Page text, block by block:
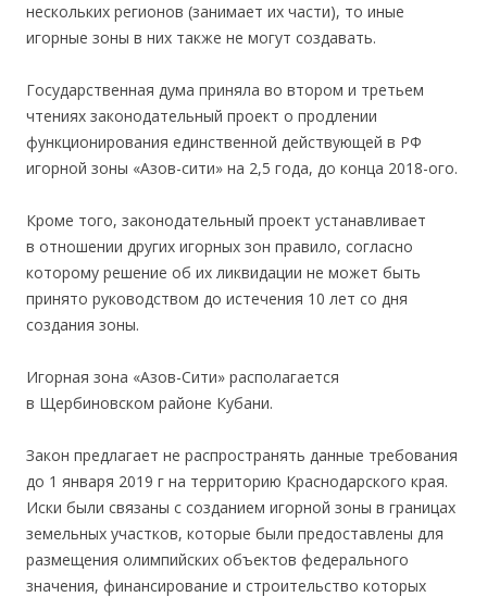
нескольких регионов (занимает их части), то иные
игорные зоны в них также не могут создавать.
Государственная дума приняла во втором и третьем
чтениях законодательный проект о продлении
функционирования единственной действующей в РФ
игорной зоны «Азов-сити» на 2,5 года, до конца 2018-ого.
Кроме того, законодательный проект устанавливает
в отношении других игорных зон правило, согласно
которому решение об их ликвидации не может быть
принято руководством до истечения 10 лет со дня
создания зоны.
Игорная зона «Азов-Сити» располагается
в Щербиновском районе Кубани.
Закон предлагает не распространять данные требования
до 1 января 2019 г на территорию Краснодарского края.
Иски были связаны с созданием игорной зоны в границах
земельных участков, которые были предоставлены для
размещения олимпийских объектов федерального
значения, финансирование и строительство которых